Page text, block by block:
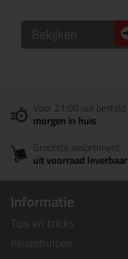
Bekijken
Voor 21:00 uur besteld
morgen in huis
Grootste assortiment
uit voorraad leverbaar
Informatie
Tips en tricks
Keuzehulpen